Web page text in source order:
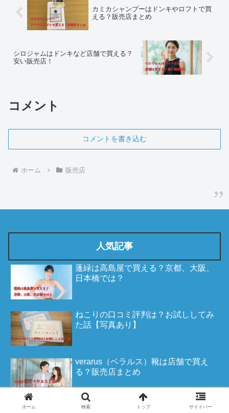
カミカシャンプーはドンキやロフトで買
える？販売店まとめ
シロジャムはドンキなど店舗で買える？
安い販売店！
コメント
コメントを書き込む
ホーム 販売店
人気記事
蓬緑は高島屋で買える？京都、大阪、
日本橋では？
ねこりの口コミ評判は？お試ししてみ
た話【写真あり】
verarus（ベラルス）靴は店舗で買え
る？販売店まとめ
クレアリーの口コミ・評価は？使って
ホーム 検索 トップ サイドバー